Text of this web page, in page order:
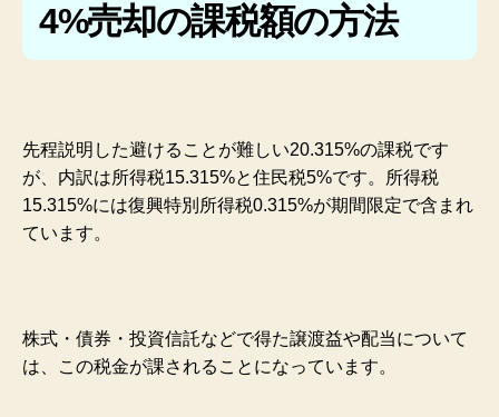
4%売却の課税額の方法
先程説明した避けることが難しい20.315%の課税です
が、内訳は所得税15.315%と住民税5%です。所得税
15.315%には復興特別所得税0.315%が期間限定で含まれ
ています。
株式・債券・投資信託などで得た譲渡益や配当について
は、この税金が課されることになっています。